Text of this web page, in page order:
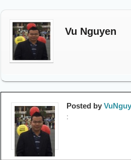
Vu Nguyen
Posted by
: